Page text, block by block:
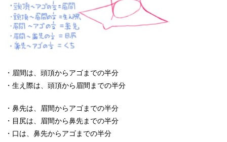
・眉間は、頭頂からアゴまでの半分
・生え際は、頭頂から眉間までの半分
・鼻先は、眉間からアゴまでの半分
・目尻は、眉間から鼻先までの半分
・口は、鼻先からアゴまでの半分